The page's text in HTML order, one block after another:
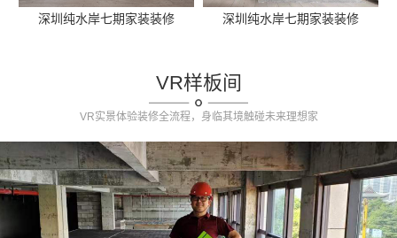
深圳纯水岸七期家装装修 深圳纯水岸七期家装装修
VR样板间
VR实景体验装修全流程，身临其境触碰未来理想家